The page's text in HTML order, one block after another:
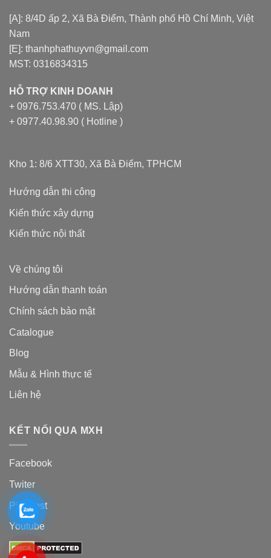
[A]: 8/4D ấp 2, Xã Bà Điểm, Thành phố Hồ Chí Minh, Việt
Nam
[E]: thanhphathuyvn@gmail.com
MST: 0316834315
HỖ TRỢ KINH DOANH
+ 0976.753.470 ( MS. Lập)
+ 0977.40.98.90 ( Hotline )
Kho 1: 8/6 XTT30, Xã Bà Điểm, TPHCM
Hướng dẫn thi công
Kiến thức xây dựng
Kiến thức nội thất
Về chúng tôi
Hướng dẫn thanh toán
Chính sách bảo mật
Catalogue
Blog
Mẫu & Hình thực tế
Liên hệ
KẾT NỐI QUA MXH
Facebook
Twiter
Pinterest
Youtube